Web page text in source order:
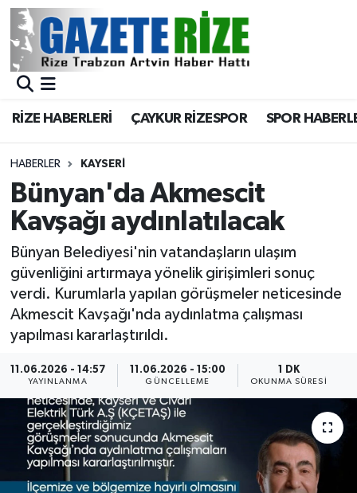
RİZE HABERLERİ ÇAYKUR RİZESPOR SPOR
HABERLER KAYSERI
Bünyan'da Akmescit
Kavşağı aydınlatılacak
Bünyan Belediyesi'nin vatandaşların ulaşım
güvenliğini artırmaya yönelik girişimleri sonuç
verdi. Kurumlarla yapılan görüşmeler neticesinde
Akmescit Kavşağı'nda aydınlatma çalışması
yapılması kararlaştırıldı.
11.06.2026 - 14:57
YAYINLANMA
11.06.2026 - 15:00
GÜNCELLEME
1 DK
OKUNMA SÜRESI
BÖLGEMİZ
Asayiş
Rize Jandarma Komutanlığı
Bilim Teknoloji
Advertising news
Canlı Maç
ÇEVRE
Dış Haberler
Dünya
Merkez Nöbetçi Eczaneler
Merkez Trafik Yoğunluk Haritası
Süper Lig Puan Durumu ve Fikstür
Tüm Manşetler
Son Dakika Haberleri